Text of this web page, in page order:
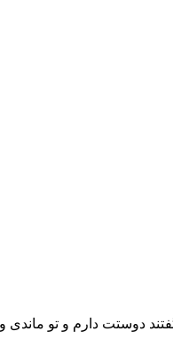
دارم و تو ماندی و ان